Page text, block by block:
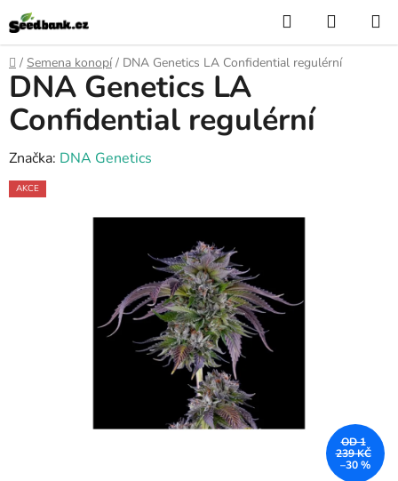
Přejít
na
obsah
Hledat
KOŠÍK
Domů
/ Semena konopí / DNA Genetics LA Confidential regulérní
DNA Genetics LA
Confidential regulérní
Značka: DNA Genetics
AKCE
OD 1
239 KČ
–30 %